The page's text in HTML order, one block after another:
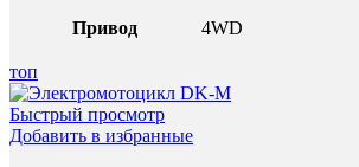
Привод 4WD
топ
Быстрый просмотр
Добавить в избранные